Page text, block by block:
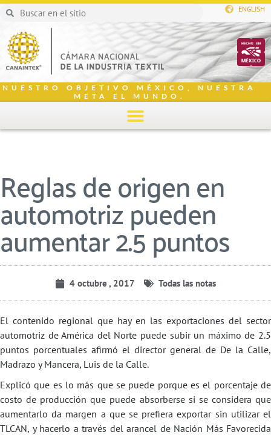
ENGLISH
NUESTRO OBJETIVO MÉXICO, NUESTRA
META EL MUNDO.
Reglas de origen en
automotriz pueden
aumentar 2.5 puntos
4 octubre , 2017 Todas las notas
El contenido regional que hay en las exportaciones del sector
automotriz de América del Norte puede subir un máximo de 2.5
puntos porcentuales afirmó el director general de De la Calle,
Madrazo y Mancera, Luis de la Calle.
Explicó que es lo más que se puede porque es el porcentaje de
costo de producción que puede absorberse si se considera que
aumentarlo da margen a que se prefiera exportar sin utilizar el
TLCAN, y hacerlo a través del arancel de Nación Más Favorecida